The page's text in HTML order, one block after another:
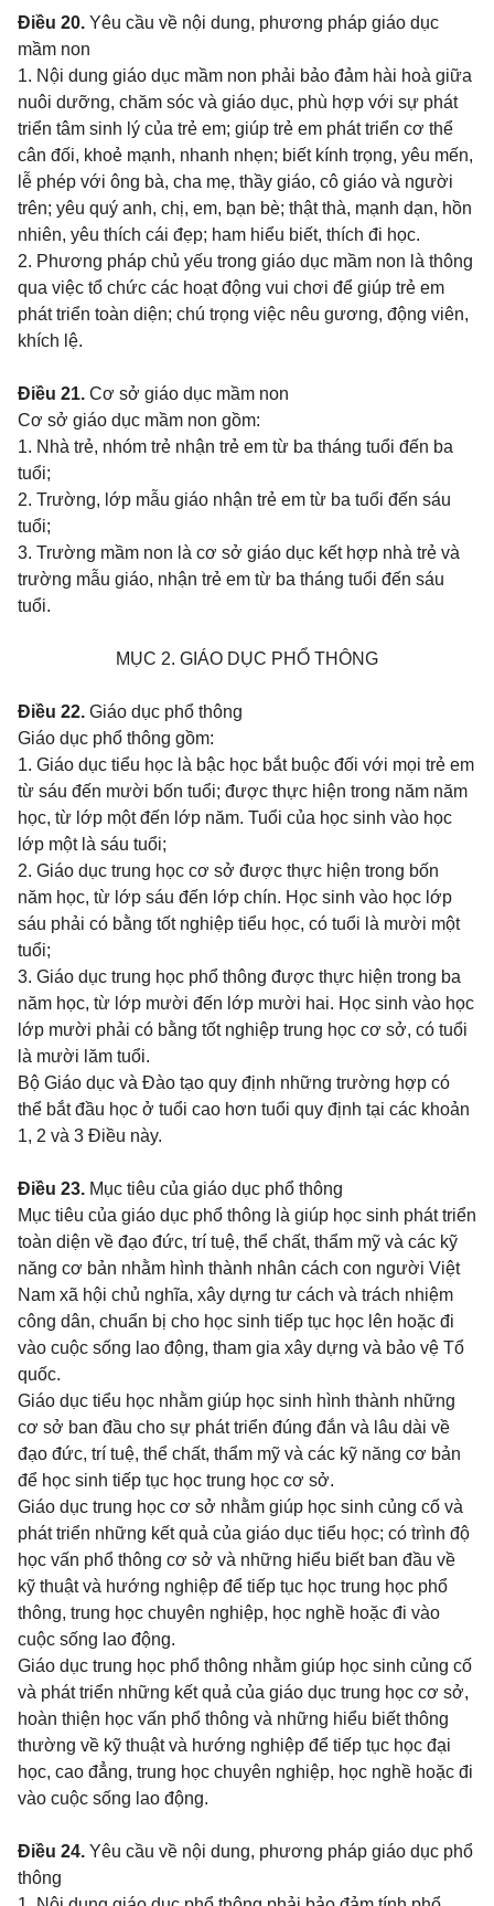
Điều 20. Yêu cầu về nội dung, phương pháp giáo dục
mầm non
1. Nội dung giáo dục mầm non phải bảo đảm hài hoà giữa
nuôi dưỡng, chăm sóc và giáo dục, phù hợp với sự phát
triển tâm sinh lý của trẻ em; giúp trẻ em phát triển cơ thể
cân đối, khoẻ mạnh, nhanh nhẹn; biết kính trọng, yêu mến,
lễ phép với ông bà, cha mẹ, thầy giáo, cô giáo và người
trên; yêu quý anh, chị, em, bạn bè; thật thà, mạnh dạn, hồn
nhiên, yêu thích cái đẹp; ham hiểu biết, thích đi học.
2. Phương pháp chủ yếu trong giáo dục mầm non là thông
qua việc tổ chức các hoạt động vui chơi để giúp trẻ em
phát triển toàn diện; chú trọng việc nêu gương, động viên,
khích lệ.
Điều 21. Cơ sở giáo dục mầm non
Cơ sở giáo dục mầm non gồm:
1. Nhà trẻ, nhóm trẻ nhận trẻ em từ ba tháng tuổi đến ba
tuổi;
2. Trường, lớp mẫu giáo nhận trẻ em từ ba tuổi đến sáu
tuổi;
3. Trường mầm non là cơ sở giáo dục kết hợp nhà trẻ và
trường mẫu giáo, nhận trẻ em từ ba tháng tuổi đến sáu
tuổi.
MỤC 2. GIÁO DỤC PHỔ THÔNG
Điều 22. Giáo dục phổ thông
Giáo dục phổ thông gồm:
1. Giáo dục tiểu học là bậc học bắt buộc đối với mọi trẻ em
từ sáu đến mười bốn tuổi; được thực hiện trong năm năm
học, từ lớp một đến lớp năm. Tuổi của học sinh vào học
lớp một là sáu tuổi;
2. Giáo dục trung học cơ sở được thực hiện trong bốn
năm học, từ lớp sáu đến lớp chín. Học sinh vào học lớp
sáu phải có bằng tốt nghiệp tiểu học, có tuổi là mười một
tuổi;
3. Giáo dục trung học phổ thông được thực hiện trong ba
năm học, từ lớp mười đến lớp mười hai. Học sinh vào học
lớp mười phải có bằng tốt nghiệp trung học cơ sở, có tuổi
là mười lăm tuổi.
Bộ Giáo dục và Đào tạo quy định những trường hợp có
thể bắt đầu học ở tuổi cao hơn tuổi quy định tại các khoản
1, 2 và 3 Điều này.
Điều 23. Mục tiêu của giáo dục phổ thông
Mục tiêu của giáo dục phổ thông là giúp học sinh phát triển
toàn diện về đạo đức, trí tuệ, thể chất, thẩm mỹ và các kỹ
năng cơ bản nhằm hình thành nhân cách con người Việt
Nam xã hội chủ nghĩa, xây dựng tư cách và trách nhiệm
công dân, chuẩn bị cho học sinh tiếp tục học lên hoặc đi
vào cuộc sống lao động, tham gia xây dựng và bảo vệ Tổ
quốc.
Giáo dục tiểu học nhằm giúp học sinh hình thành những
cơ sở ban đầu cho sự phát triển đúng đắn và lâu dài về
đạo đức, trí tuệ, thể chất, thẩm mỹ và các kỹ năng cơ bản
để học sinh tiếp tục học trung học cơ sở.
Giáo dục trung học cơ sở nhằm giúp học sinh củng cố và
phát triển những kết quả của giáo dục tiểu học; có trình độ
học vấn phổ thông cơ sở và những hiểu biết ban đầu về
kỹ thuật và hướng nghiệp để tiếp tục học trung học phổ
thông, trung học chuyên nghiệp, học nghề hoặc đi vào
cuộc sống lao động.
Giáo dục trung học phổ thông nhằm giúp học sinh củng cố
và phát triển những kết quả của giáo dục trung học cơ sở,
hoàn thiện học vấn phổ thông và những hiểu biết thông
thường về kỹ thuật và hướng nghiệp để tiếp tục học đại
học, cao đẳng, trung học chuyên nghiệp, học nghề hoặc đi
vào cuộc sống lao động.
Điều 24. Yêu cầu về nội dung, phương pháp giáo dục phổ
thông